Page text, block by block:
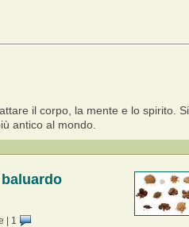
il corpo, la mente e lo spirito. Si
antico al mondo.
1